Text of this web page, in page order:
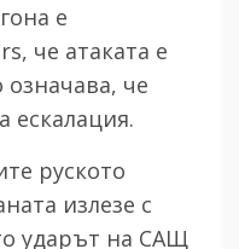
е
че атаката е
че
ескалация.
руското
излезе с
ударът на САЩ